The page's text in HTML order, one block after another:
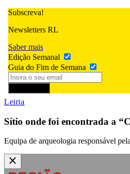
Subscreva!
Newsletters RL
Saber mais
Edição Semanal
Guia do Fim de Semana
Leiria
Sítio onde foi encontrada a
Equipa de arqueologia responsável